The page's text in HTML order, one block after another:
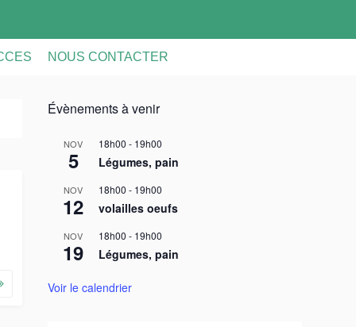
NOUS CONTACTER
Évènements à venir
NOV
5
18h00 - 19h00
Légumes, pain
NOV
12
18h00 - 19h00
volailles oeufs
NOV
19
18h00 - 19h00
Légumes, pain
Voir le calendrier